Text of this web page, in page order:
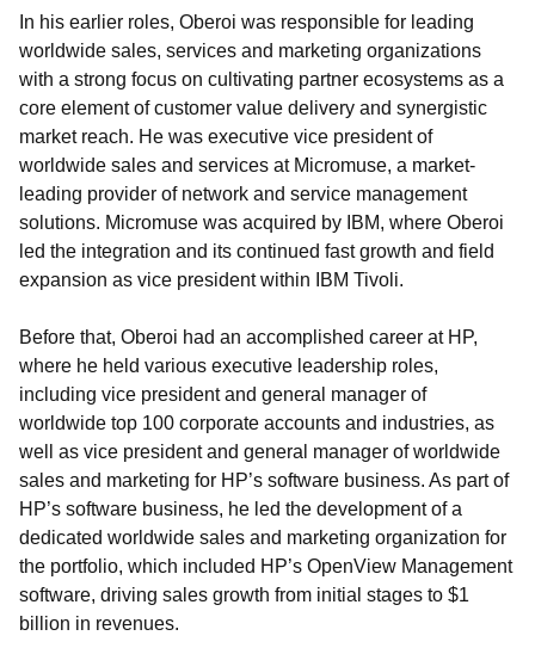
In his earlier roles, Oberoi was responsible for leading
worldwide sales, services and marketing organizations
with a strong focus on cultivating partner ecosystems as a
core element of customer value delivery and synergistic
market reach. He was executive vice president of
worldwide sales and services at Micromuse, a market-
leading provider of network and service management
solutions. Micromuse was acquired by IBM, where Oberoi
led the integration and its continued fast growth and field
expansion as vice president within IBM Tivoli.
Before that, Oberoi had an accomplished career at HP,
where he held various executive leadership roles,
including vice president and general manager of
worldwide top 100 corporate accounts and industries, as
well as vice president and general manager of worldwide
sales and marketing for HP’s software business. As part of
HP’s software business, he led the development of a
dedicated worldwide sales and marketing organization for
the portfolio, which included HP’s OpenView Management
software, driving sales growth from initial stages to $1
billion in revenues.